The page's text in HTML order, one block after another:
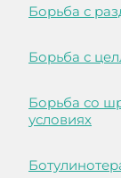
Борьба с
Борьба с
Борьба со
условиях